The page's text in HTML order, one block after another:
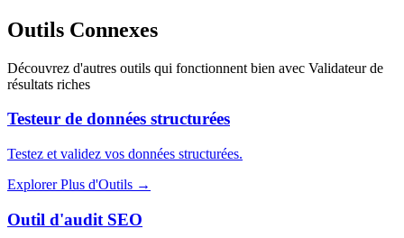
Outils Connexes
Découvrez d'autres outils qui fonctionnent bien avec Validateur de
résultats riches
Testeur de données structurées
Testez et validez vos données structurées.
Explorer Plus d'Outils →
Outil d'audit SEO